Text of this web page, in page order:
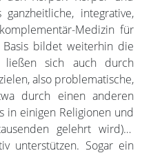
integrative,
Medizin für
bildet weiterhin die
ließen sich auch durch
also problematische,
durch einen anderen
in einigen Religionen und
gelehrt wird)…
unterstützen. Sogar ein